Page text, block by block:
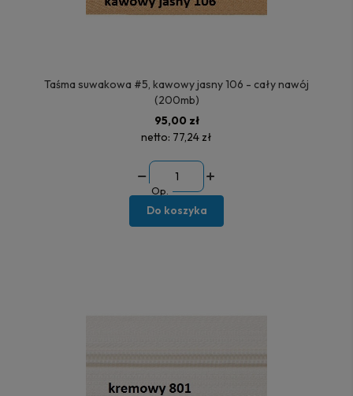
Taśma suwakowa #5, kawowy jasny 106 - cały nawój
(200mb)
95,00 zł
netto: 77,24 zł
Op.
Do koszyka